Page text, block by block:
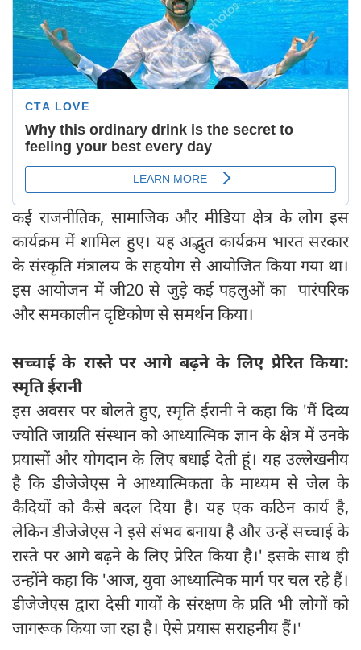
कई राजनीतिक, सामाजिक और मीडिया क्षेत्र के लोग इस
कार्यक्रम में शामिल हुए। यह अद्भुत कार्यक्रम भारत सरकार
के संस्कृति मंत्रालय के सहयोग से आयोजित किया गया था।
इस आयोजन में जी20 से जुड़े कई पहलुओं का पारंपरिक
और समकालीन दृष्टिकोण से समर्थन किया।
सच्चाई के रास्ते पर आगे बढ़ने के लिए प्रेरित किया:
स्मृति ईरानी
इस अवसर पर बोलते हुए, स्मृति ईरानी ने कहा कि 'मैं दिव्य
ज्योति जाग्रति संस्थान को आध्यात्मिक ज्ञान के क्षेत्र में उनके
प्रयासों और योगदान के लिए बधाई देती हूं। यह उल्लेखनीय
है कि डीजेजेएस ने आध्यात्मिकता के माध्यम से जेल के
कैदियों को कैसे बदल दिया है। यह एक कठिन कार्य है,
लेकिन डीजेजेएस ने इसे संभव बनाया है और उन्हें सच्चाई के
रास्ते पर आगे बढ़ने के लिए प्रेरित किया है।' इसके साथ ही
उन्होंने कहा कि 'आज, युवा आध्यात्मिक मार्ग पर चल रहे हैं।
डीजेजेएस द्वारा देसी गायों के संरक्षण के प्रति भी लोगों को
जागरूक किया जा रहा है। ऐसे प्रयास सराहनीय हैं।'